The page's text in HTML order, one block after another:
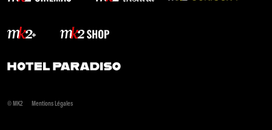
© MK2 Mentions Légales